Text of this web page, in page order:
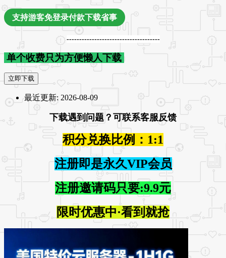
支持游客免登录付款下载省事
-------------------------------------
单个收费只为方便懒人下载
立即下载
最近更新: 2026-08-09
下载遇到问题？可联系客服反馈
积分兑换比例：1:1
注册即是永久VIP会员
注册邀请码只要:9.9元
限时优惠中·看到就抢